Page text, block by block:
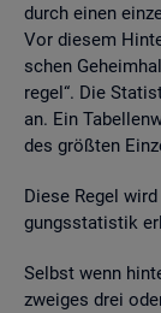
durch einen
Vor die­sem
schen
re­gel“. Die
an. Ein
des grö­ß­ten
Diese Regel
gungs­sta­tis­tik
Selbst wenn
zwei­ges drei